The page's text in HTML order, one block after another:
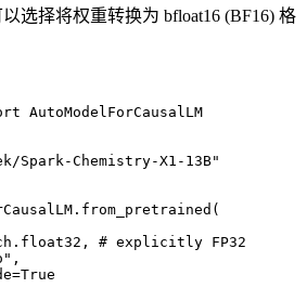
选择将权重转换为 bfloat16 (BF16) 格
Spark-Chemistry-X1-13B"
# explicitly FP32
,
True